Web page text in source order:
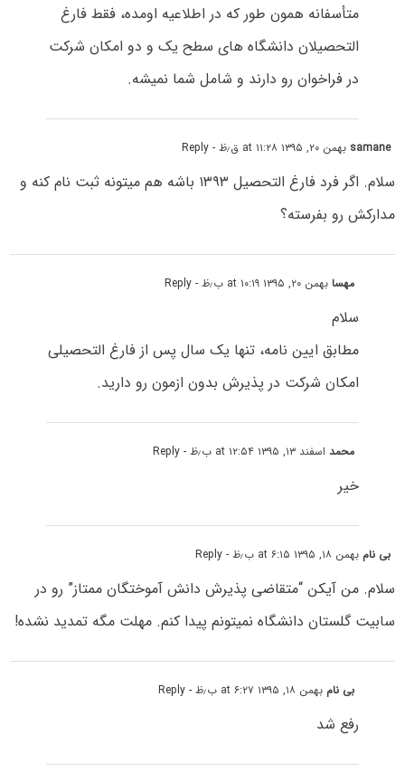
متأسفانه همون طور که در اطلاعیه اومده، فقط فارغ
التحصیلان دانشگاه های سطح یک و دو امکان شرکت
در فراخوان رو دارند و شامل شما نمیشه.
samane بهمن ۲۰, ۱۳۹۵ at ۱۱:۲۸ ق٫ظ - Reply
سلام. اگر فرد فارغ التحصیل ۱۳۹۳ باشه هم میتونه ثبت نام کنه و
مدارکش رو بفرسته؟
مهسابهمن ۲۰, ۱۳۹۵ at ۱۰:۱۹ ب٫ظ - Reply
سلام
مطابق ایین نامه، تنها یک سال پس از فارغ التحصیلی
امکان شرکت در پذیرش بدون ازمون رو دارید.
محمداسفند ۱۳, ۱۳۹۵ at ۱۲:۵۴ ب٫ظ - Reply
خیر
بی نام بهمن ۱۸, ۱۳۹۵ at ۶:۱۵ ب٫ظ - Reply
سلام. من آیکن “متقاضی پذیرش دانش آموختگان ممتاز” رو در
سابیت گلستان دانشگاه نمیتونم پیدا کنم. مهلت مگه تمدید نشده!
بی نام بهمن ۱۸, ۱۳۹۵ at ۶:۲۷ ب٫ظ - Reply
رفع شد